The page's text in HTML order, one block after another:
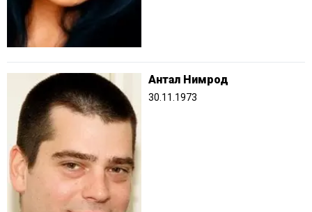
Антал Нимрод
30.11.1973